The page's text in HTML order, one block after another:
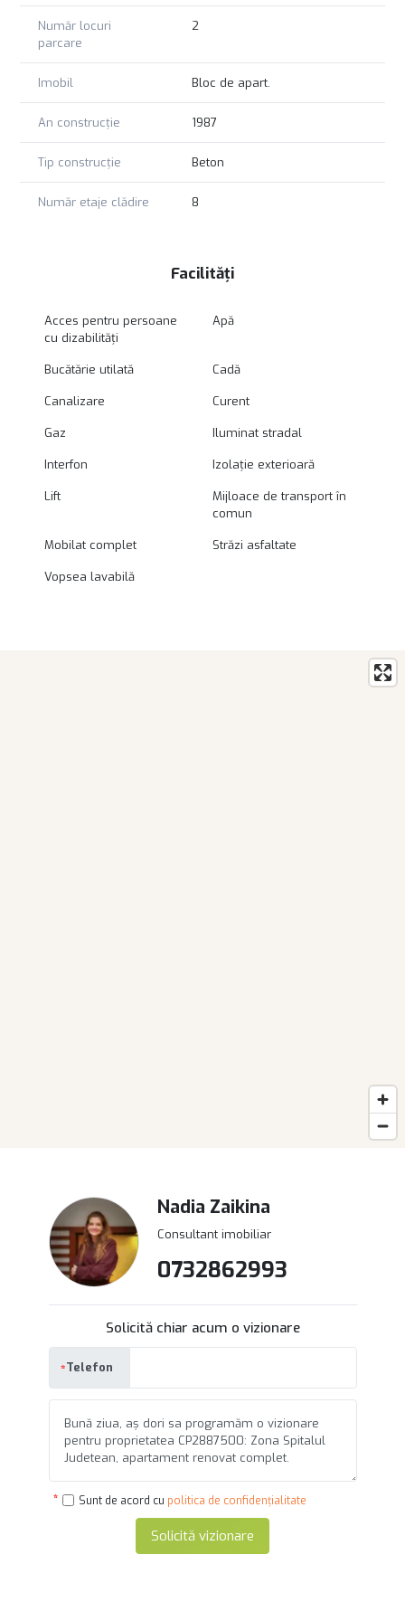
Număr locuri
parcare
2
Imobil Bloc de apart.
An construcție 1987
Tip construcție Beton
Număr etaje clădire 8
Facilități
Acces pentru persoane
cu dizabilități
Apă
Bucătărie utilată Cadă
Canalizare Curent
Gaz Iluminat stradal
Interfon Izolație exterioară
Lift
Mijloace de transport în
comun
Mobilat complet Străzi asfaltate
Vopsea lavabilă
Nadia Zaikina
Consultant imobiliar
0732862993
Solicită chiar acum o vizionare
Telefon
Sunt de acord cu politica de confidențialitate
Solicită vizionare